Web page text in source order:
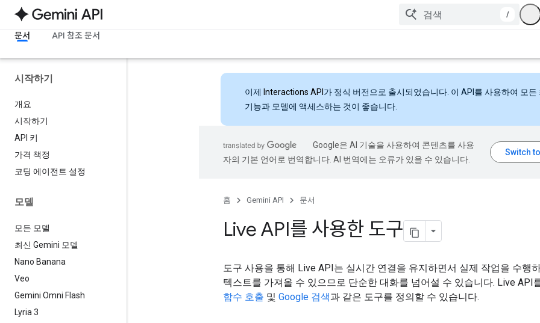
/
문서 API 참조 문서
시작하기
개요
시작하기
API 키
가격 책정
코딩 에이전트 설정
모델
모든 모델
최신 Gemini 모델
Nano Banana
Veo
Gemini Omni Flash
Lyria 3
이제 Interactions API 가 정식 버전으로 출시되었습니다. 이 API를 사용하여 모든
기능과 모델에 액세스하는 것이 좋습니다.
Google은 AI 기술을 사용하여 콘텐츠를 사용
자의 기본 언어로 번역합니다. AI 번역에는 오류가 있을 수 있습니다.
홈 Gemini API 문서
Live API를 사용한 도구
도구 사용을 통해 Live API는 실시간 연결을 유지하면서 실제 작업을 수행
텍스트를 가져올 수 있으므로 단순한 대화를 넘어설 수 있습니다. Live API
함수 호출 및 Google 검색과 같은 도구를 정의할 수 있습니다.